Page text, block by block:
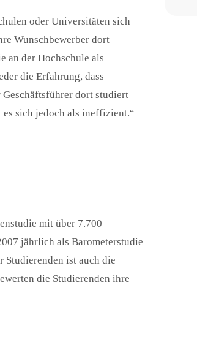
oder Universitäten sich
Wunschbewerber dort
an der Hochschule als
die Erfahrung, dass
dort studiert
sich jedoch als ineffizient.“
mit über 7.700
jährlich als Barometerstudie
Studierenden ist auch die
die Studierenden ihre